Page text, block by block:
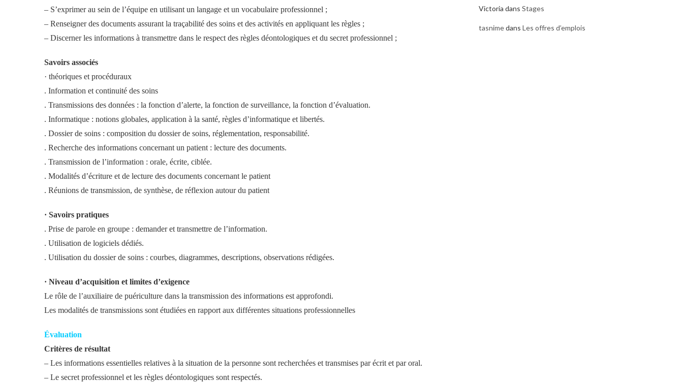
– S’exprimer au sein de l’équipe en utilisant un langage et un vocabulaire professionnel ;
– Renseigner des documents assurant la traçabilité des soins et des activités en appliquant les règles ;
– Discerner les informations à transmettre dans le respect des règles déontologiques et du secret professionnel ;
Savoirs associés
· théoriques et procéduraux
. Information et continuité des soins
. Transmissions des données : la fonction d’alerte, la fonction de surveillance, la fonction d’évaluation.
. Informatique : notions globales, application à la santé, règles d’informatique et libertés.
. Dossier de soins : composition du dossier de soins, réglementation, responsabilité.
. Recherche des informations concernant un patient : lecture des documents.
. Transmission de l’information : orale, écrite, ciblée.
. Modalités d’écriture et de lecture des documents concernant le patient
. Réunions de transmission, de synthèse, de réflexion autour du patient
· Savoirs pratiques
. Prise de parole en groupe : demander et transmettre de l’information.
. Utilisation de logiciels dédiés.
. Utilisation du dossier de soins : courbes, diagrammes, descriptions, observations rédigées.
· Niveau d’acquisition et limites d’exigence
Le rôle de l’auxiliaire de puériculture dans la transmission des informations est approfondi.
Les modalités de transmissions sont étudiées en rapport aux différentes situations professionnelles
Évaluation
Critères de résultat
– Les informations essentielles relatives à la situation de la personne sont recherchées et transmises par écrit et par oral.
– Le secret professionnel et les règles déontologiques sont respectés.
Victoria dans Stages
tasnimedans Les offres d’emplois